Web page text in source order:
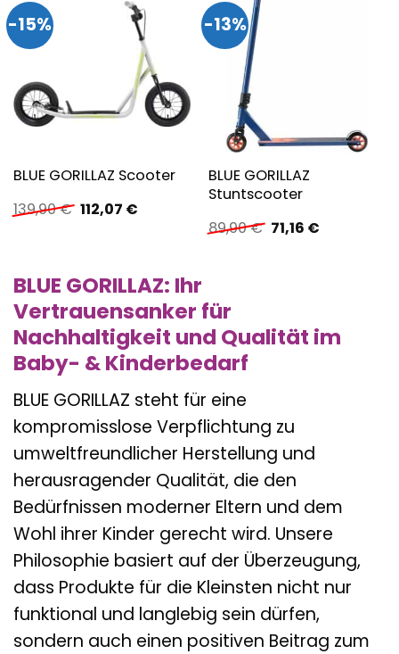
-15%
BLUE GORILLAZ Scooter
139,90€ Ursprünglicher
Preis
112,07 €Aktueller
-13%
BLUE GORILLAZ
Stuntscooter
89,90€ Ursprünglicher
Preis
71,16 €Aktueller
BLUE GORILLAZ: Ihr
Vertrauensanker für
Nachhaltigkeit und Qualität im
Baby- & Kinderbedarf
BLUE GORILLAZ steht für eine
kompromisslose Verpflichtung zu
umweltfreundlicher Herstellung und
herausragender Qualität, die den
Bedürfnissen moderner Eltern und dem
Wohl ihrer Kinder gerecht wird. Unsere
Philosophie basiert auf der Überzeugung,
dass Produkte für die Kleinsten nicht nur
funktional und langlebig sein dürfen,
sondern auch einen positiven Beitrag zum